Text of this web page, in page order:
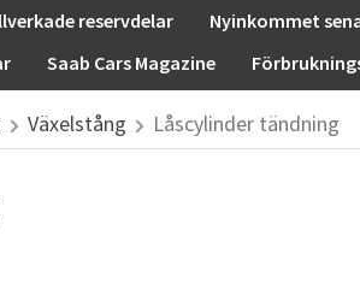
reservdelar Nyinkommet
Saab Cars Magazine
Växelstång Låscylinder tändning